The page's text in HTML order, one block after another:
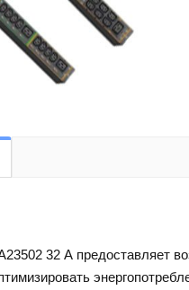
32 А предоставляет